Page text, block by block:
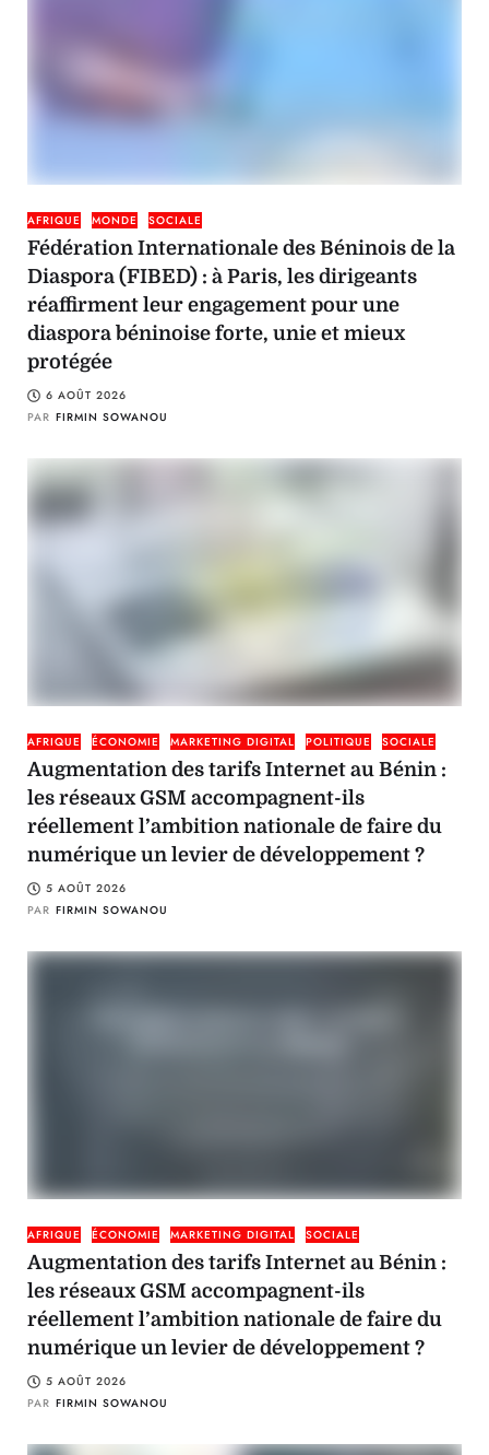
AFRIQUE MONDE SOCIALE
Fédération Internationale des Béninois de la
Diaspora (FIBED) : à Paris, les dirigeants
réaffirment leur engagement pour une
diaspora béninoise forte, unie et mieux
protégée
6 AOÛT 2026
PAR FIRMIN SOWANOU
AFRIQUE ÉCONOMIE MARKETING DIGITAL POLITIQUE SOCIALE
Augmentation des tarifs Internet au Bénin :
les réseaux GSM accompagnent-ils
réellement l’ambition nationale de faire du
numérique un levier de développement ?
5 AOÛT 2026
PAR FIRMIN SOWANOU
AFRIQUE ÉCONOMIE MARKETING DIGITAL SOCIALE
Augmentation des tarifs Internet au Bénin :
les réseaux GSM accompagnent-ils
réellement l’ambition nationale de faire du
numérique un levier de développement ?
5 AOÛT 2026
PAR FIRMIN SOWANOU